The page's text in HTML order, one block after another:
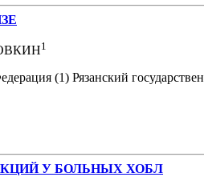
1
(1) Рязанский
У БОЛЬНЫХ ХОБЛ